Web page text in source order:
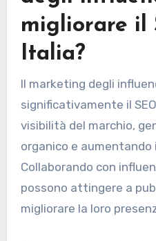
migliorare il
Italia?
Il marketing degli
significativamente il
visibilità del marchio,
organico e
Collaborando con
possono attingere a
migliorare la loro